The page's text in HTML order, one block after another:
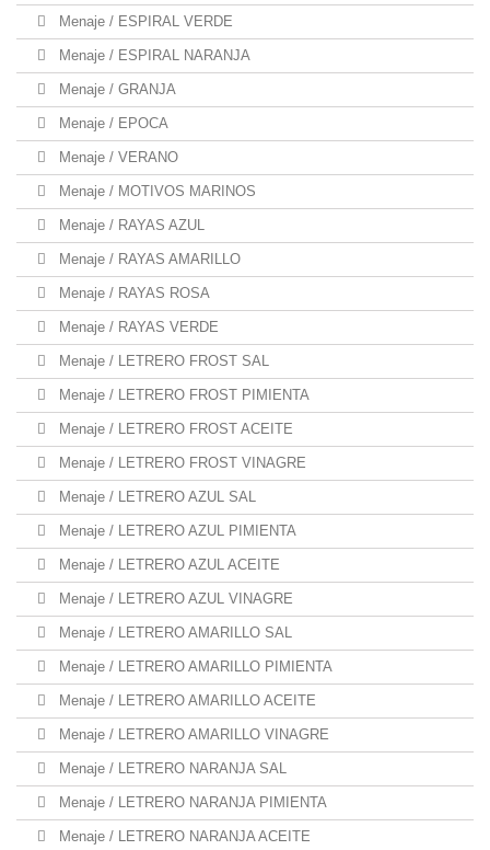
Menaje / ESPIRAL VERDE
Menaje / ESPIRAL NARANJA
Menaje / GRANJA
Menaje / EPOCA
Menaje / VERANO
Menaje / MOTIVOS MARINOS
Menaje / RAYAS AZUL
Menaje / RAYAS AMARILLO
Menaje / RAYAS ROSA
Menaje / RAYAS VERDE
Menaje / LETRERO FROST SAL
Menaje / LETRERO FROST PIMIENTA
Menaje / LETRERO FROST ACEITE
Menaje / LETRERO FROST VINAGRE
Menaje / LETRERO AZUL SAL
Menaje / LETRERO AZUL PIMIENTA
Menaje / LETRERO AZUL ACEITE
Menaje / LETRERO AZUL VINAGRE
Menaje / LETRERO AMARILLO SAL
Menaje / LETRERO AMARILLO PIMIENTA
Menaje / LETRERO AMARILLO ACEITE
Menaje / LETRERO AMARILLO VINAGRE
Menaje / LETRERO NARANJA SAL
Menaje / LETRERO NARANJA PIMIENTA
Menaje / LETRERO NARANJA ACEITE